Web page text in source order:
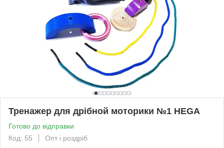
Тренажер для дрібной моторики №1 HEGA
Готово до відправки
Код: 55
Опт і роздріб